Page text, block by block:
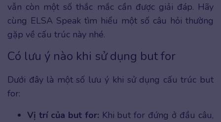
vẫn còn một số thắc mắc cần được giải đáp. Hãy
cùng ELSA Speak tìm hiểu một số câu hỏi thường
gặp về cấu trúc này nhé.
Có lưu ý nào khi sử dụng but for
Dưới đây là một số lưu ý khi sử dụng cấu trúc but
for:
Vị trí của but for: Khi but for đứng ở đầu câu,